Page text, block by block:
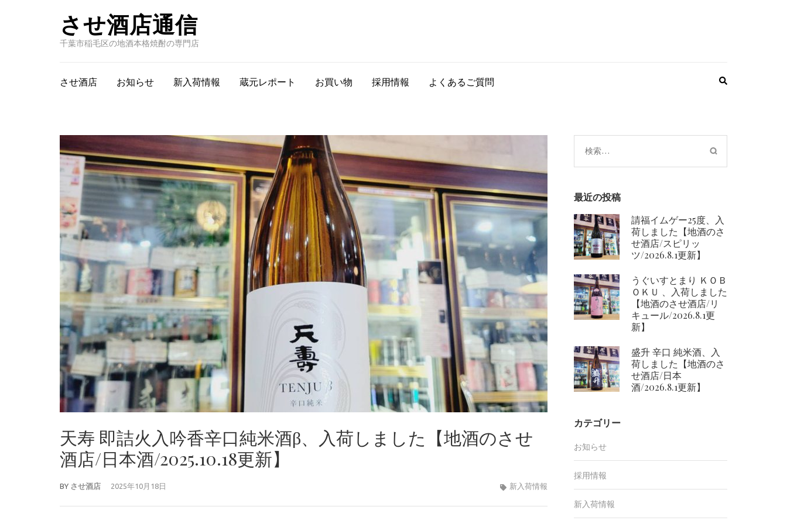
させ酒店通信
千葉市稲毛区の地酒本格焼酎の専門店
させ酒店 お知らせ 新入荷情報 蔵元レポート お買い物 採用情報 よくあるご質問
天寿 即詰火入吟香辛口純米酒β、入荷しました【地酒のさせ
酒店/日本酒/2025.10.18更新】
BY させ酒店 2025年10月18日 新入荷情報
検
索:
最近の投稿
請福イムゲー25度、入
荷しました【地酒のさ
せ酒店/スピリッ
ツ/2026.8.1更新】
うぐいすとまり ＫＯＢ
ＯＫＵ 、入荷しました
【地酒のさせ酒店/リ
キュール/2026.8.1更
新】
盛升 辛口 純米酒、入
荷しました【地酒のさ
せ酒店/日本
酒/2026.8.1更新】
カテゴリー
お知らせ
採用情報
新入荷情報